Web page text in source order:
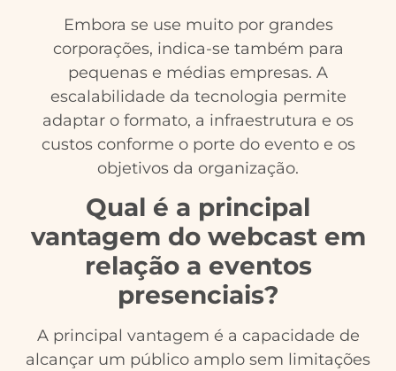
Embora se use muito por grandes
corporações, indica-se também para
pequenas e médias empresas. A
escalabilidade da tecnologia permite
adaptar o formato, a infraestrutura e os
custos conforme o porte do evento e os
objetivos da organização.
Qual é a principal
vantagem do webcast em
relação a eventos
presenciais?
A principal vantagem é a capacidade de
alcançar um público amplo sem limitações